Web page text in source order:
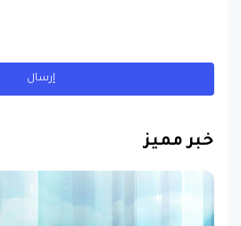
خبر مميز